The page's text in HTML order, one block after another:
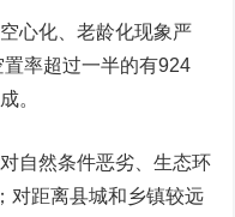
心化、老龄化现象严
率超过一半的有924
。
然条件恶劣、生态环
对距离县城和乡镇较远